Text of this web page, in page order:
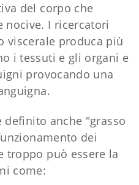
del corpo che
nocive. I ricercatori
viscerale produca più
i tessuti e gli organi e
provocando una
definito anche "grasso
dei
troppo può essere la
come: